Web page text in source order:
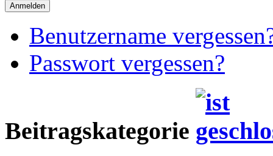
Anmelden
Benutzername
Passwort vergessen?
Beitragskategorie